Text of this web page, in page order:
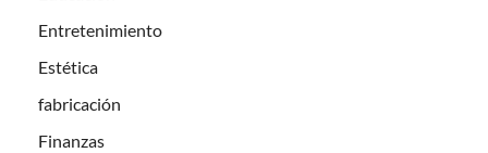
Entretenimiento
Estética
fabricación
Finanzas